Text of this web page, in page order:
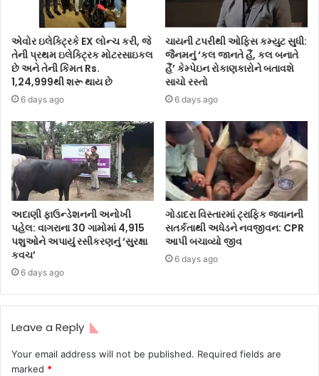
એવોર ઇલેક્ટ્રિકે EX લોન્ચ કરી, જે
તેની પ્રથમ ઇલેક્ટ્રિક મોટરસાઇકલ
છે અને તેની કિંમત Rs.
1,24,999થી શરૂ થાય છે
6 days ago
ચાયની ટપરીથી ઓફિસ કમ્યુટ સુધી:
જૈનમનું ‘કલ જાનતે હૈં, કલ બનાતે
હૈં’ કેમ્પેઇન રોકાણકારોને બતાવશે
સાચો રસ્તો
6 days ago
અદાણી ફાઉન્ડેશનની અનોખી
પહેલ: વાગરાના 30 ગામોમાં 4,915
પશુઓને અપાયું રસીકરણનું ‘સુરક્ષા
કવચ’
6 days ago
ગોડાદરા વિસ્તારમાં ટ્રાફિક જવાનની
સતર્કતાથી અધેડને નવજીવન: CPR
આપી બચાવ્યો જીવ
6 days ago
Leave a Reply
Your email address will not be published. Required fields are
marked *